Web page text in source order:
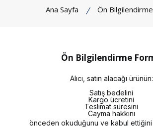
Ana Sayfa Ön
Ön Bilgilendirme
Alıcı, satın alacağı ürünün:
Satış bedelini
Kargo ücretini
Teslimat süresini
Cayma hakkını
önceden okuduğunu ve kabul